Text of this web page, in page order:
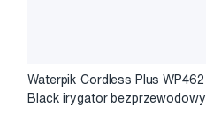
Waterpik Cordless Plus WP462
Black irygator bezprzewodowy